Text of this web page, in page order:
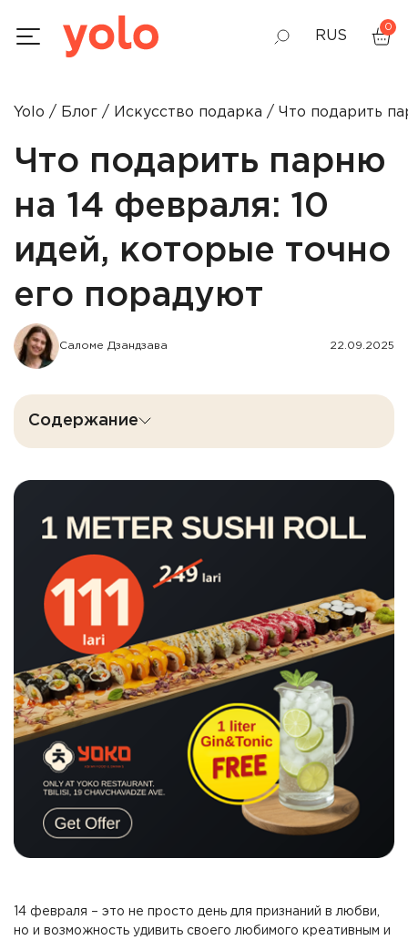
RUS
ENG
0
Yolo Блог Искусство подарка Что подарить
Что подарить парню
на 14 февраля: 10
идей, которые точно
его порадуют
Саломе Дзандзава 22.09.2025
Содержание
14 февраля – это не просто день для признаний в любви,
но и возможность удивить своего любимого креативным и